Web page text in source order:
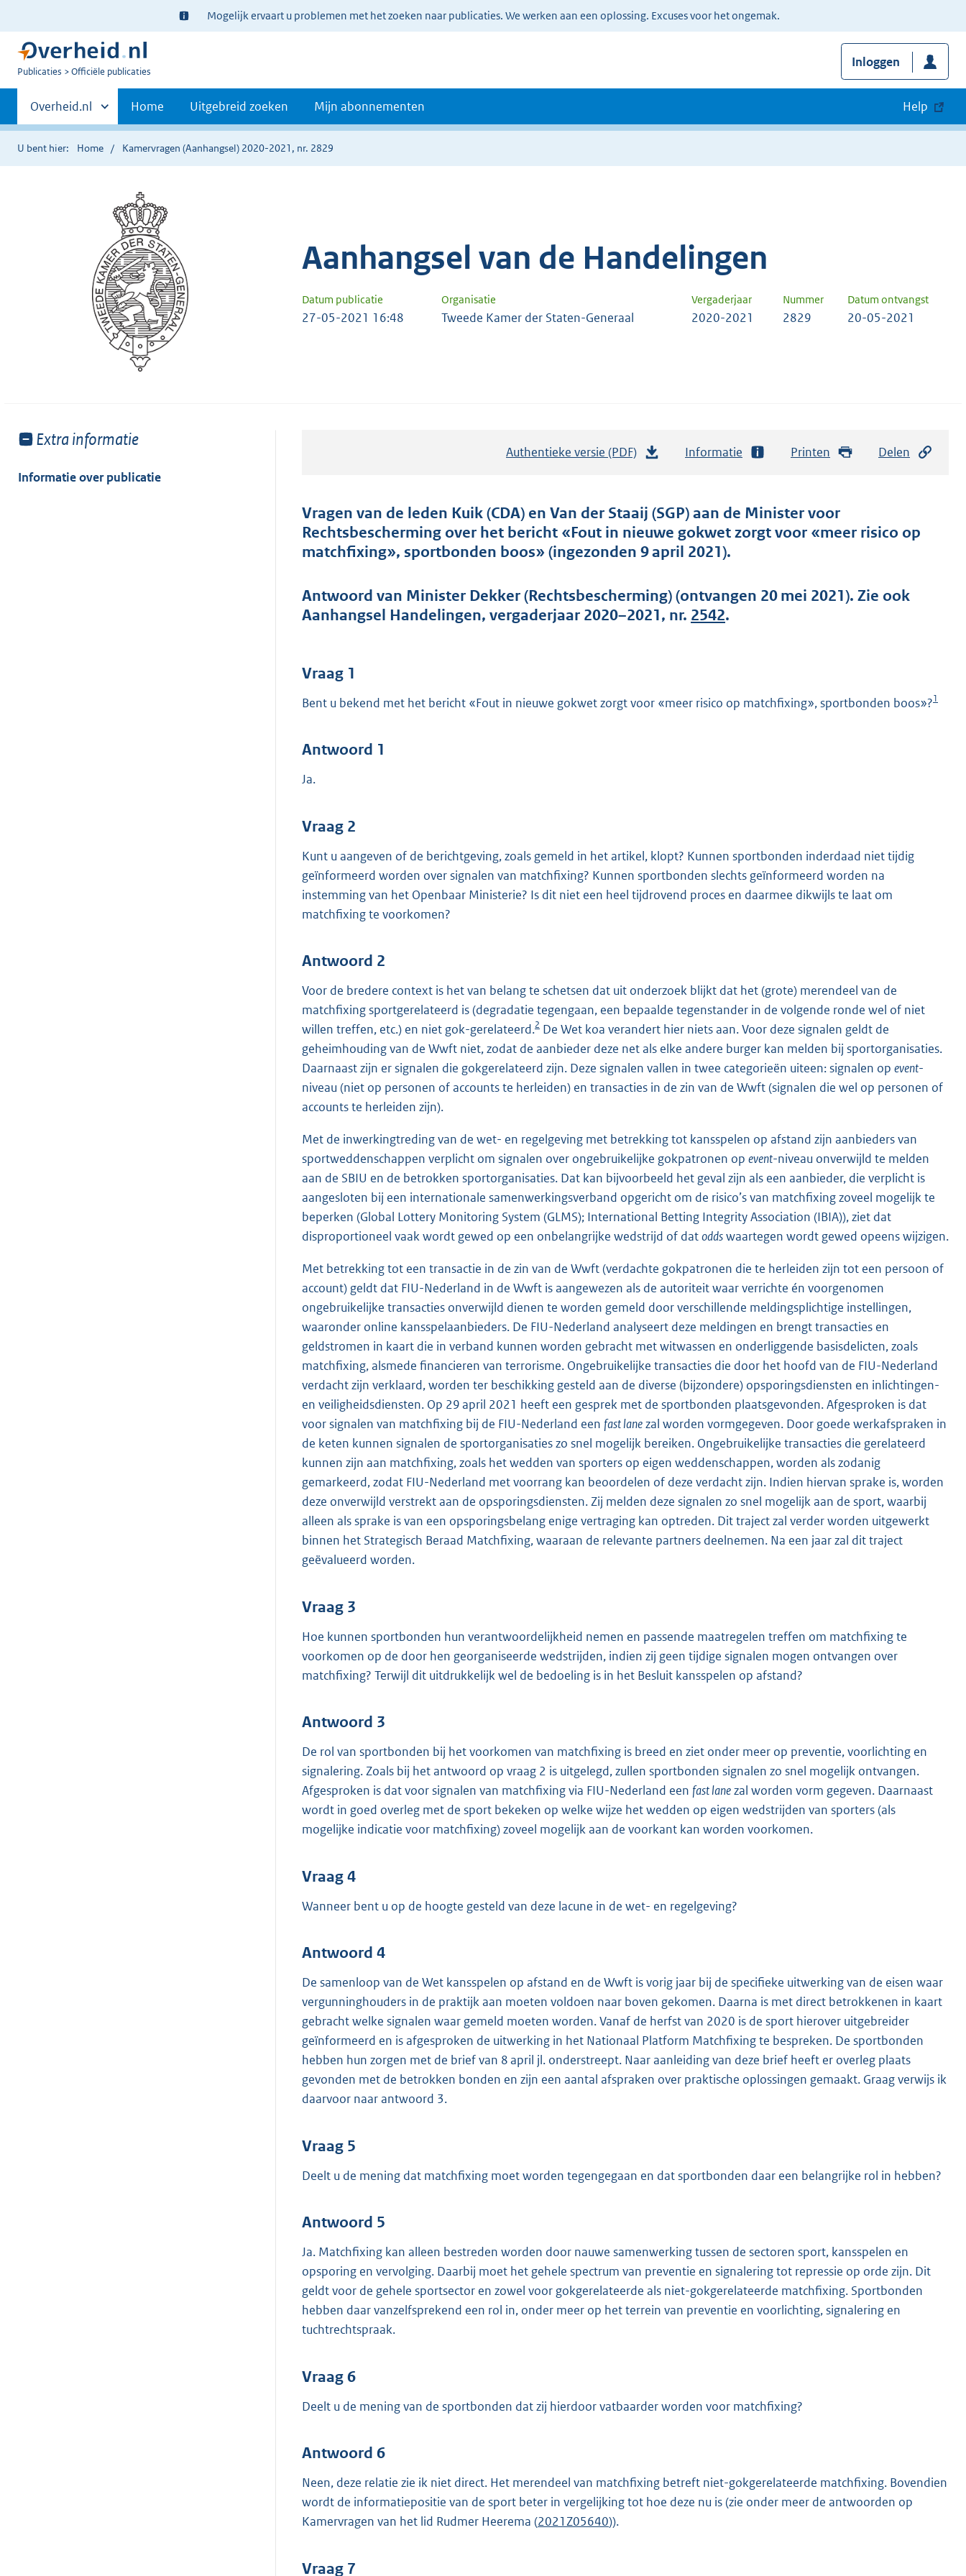
Ter
informatie:
Mogelijk ervaart u problemen met het zoeken naar publicaties. We werken aan een oplossing. Excuses voor het ongemak.
U
Publicaties Officiële publicaties
Inloggen
Primaire
navigatie
Andere
sites
binnen
Overheid.nl Home Uitgebreid zoeken Mijn abonnementen Help
U bent hier: Home Kamervragen (Aanhangsel) 2020-2021, nr. 2829
Aanhangsel van de Handelingen
Datum publicatie Organisatie Vergaderjaar Nummer Datum ontvangst
27-05-2021 16:48 Tweede Kamer der Staten-Generaal 2020-2021 2829 20-05-2021
Toon
van:
Extra informatie
Informatie over publicatie
Authentieke versie (PDF)
t
a
n
g
t
Informatie Printen Delen
Vragen van de leden Kuik (CDA) en Van der Staaij (SGP) aan de Minister voor
Rechtsbescherming over het bericht «Fout in nieuwe gokwet zorgt voor «meer risico op
matchfixing», sportbonden boos» (ingezonden 9 april 2021).
Antwoord van Minister Dekker (Rechtsbescherming) (ontvangen 20 mei 2021). Zie ook
Aanhangsel Handelingen, vergaderjaar 2020–2021, nr. 2542.
Vraag 1
Bent u bekend met het bericht «Fout in nieuwe gokwet zorgt voor «meer risico op matchfixing», sportbonden boos»?1
Antwoord 1
Ja.
Vraag 2
Kunt u aangeven of de berichtgeving, zoals gemeld in het artikel, klopt? Kunnen sportbonden inderdaad niet tijdig
geïnformeerd worden over signalen van matchfixing? Kunnen sportbonden slechts geïnformeerd worden na
instemming van het Openbaar Ministerie? Is dit niet een heel tijdrovend proces en daarmee dikwijls te laat om
matchfixing te voorkomen?
Antwoord 2
Voor de bredere context is het van belang te schetsen dat uit onderzoek blijkt dat het (grote) merendeel van de
matchfixing sportgerelateerd is (degradatie tegengaan, een bepaalde tegenstander in de volgende ronde wel of niet
willen treffen, etc.) en niet gok-gerelateerd.2 De Wet koa verandert hier niets aan. Voor deze signalen geldt de
geheimhouding van de Wwft niet, zodat de aanbieder deze net als elke andere burger kan melden bij sportorganisaties.
Daarnaast zijn er signalen die gokgerelateerd zijn. Deze signalen vallen in twee categorieën uiteen: signalen op event-
niveau (niet op personen of accounts te herleiden) en transacties in de zin van de Wwft (signalen die wel op personen of
accounts te herleiden zijn).
Met de inwerkingtreding van de wet- en regelgeving met betrekking tot kansspelen op afstand zijn aanbieders van
sportweddenschappen verplicht om signalen over ongebruikelijke gokpatronen op event-niveau onverwijld te melden
aan de SBIU en de betrokken sportorganisaties. Dat kan bijvoorbeeld het geval zijn als een aanbieder, die verplicht is
aangesloten bij een internationale samenwerkingsverband opgericht om de risico’s van matchfixing zoveel mogelijk te
beperken (Global Lottery Monitoring System (GLMS); International Betting Integrity Association (IBIA)), ziet dat
disproportioneel vaak wordt gewed op een onbelangrijke wedstrijd of datoddswaartegen wordt gewed opeens wijzigen.
Met betrekking tot een transactie in de zin van de Wwft (verdachte gokpatronen die te herleiden zijn tot een persoon of
account) geldt dat FIU-Nederland in de Wwft is aangewezen als de autoriteit waar verrichte én voorgenomen
ongebruikelijke transacties onverwijld dienen te worden gemeld door verschillende meldingsplichtige instellingen,
waaronder online kansspelaanbieders. De FIU-Nederland analyseert deze meldingen en brengt transacties en
geldstromen in kaart die in verband kunnen worden gebracht met witwassen en onderliggende basisdelicten, zoals
matchfixing, alsmede financieren van terrorisme. Ongebruikelijke transacties die door het hoofd van de FIU-Nederland
verdacht zijn verklaard, worden ter beschikking gesteld aan de diverse (bijzondere) opsporingsdiensten en inlichtingen-
en veiligheidsdiensten. Op 29 april 2021 heeft een gesprek met de sportbonden plaatsgevonden. Afgesproken is dat
voor signalen van matchfixing bij de FIU-Nederland een fast lanezal worden vormgegeven. Door goede werkafspraken in
de keten kunnen signalen de sportorganisaties zo snel mogelijk bereiken. Ongebruikelijke transacties die gerelateerd
kunnen zijn aan matchfixing, zoals het wedden van sporters op eigen weddenschappen, worden als zodanig
gemarkeerd, zodat FIU-Nederland met voorrang kan beoordelen of deze verdacht zijn. Indien hiervan sprake is, worden
deze onverwijld verstrekt aan de opsporingsdiensten. Zij melden deze signalen zo snel mogelijk aan de sport, waarbij
alleen als sprake is van een opsporingsbelang enige vertraging kan optreden. Dit traject zal verder worden uitgewerkt
binnen het Strategisch Beraad Matchfixing, waaraan de relevante partners deelnemen. Na een jaar zal dit traject
geëvalueerd worden.
Vraag 3
Hoe kunnen sportbonden hun verantwoordelijkheid nemen en passende maatregelen treffen om matchfixing te
voorkomen op de door hen georganiseerde wedstrijden, indien zij geen tijdige signalen mogen ontvangen over
matchfixing? Terwijl dit uitdrukkelijk wel de bedoeling is in het Besluit kansspelen op afstand?
Antwoord 3
De rol van sportbonden bij het voorkomen van matchfixing is breed en ziet onder meer op preventie, voorlichting en
signalering. Zoals bij het antwoord op vraag 2 is uitgelegd, zullen sportbonden signalen zo snel mogelijk ontvangen.
Afgesproken is dat voor signalen van matchfixing via FIU-Nederland een fast lanezal worden vorm gegeven. Daarnaast
wordt in goed overleg met de sport bekeken op welke wijze het wedden op eigen wedstrijden van sporters (als
mogelijke indicatie voor matchfixing) zoveel mogelijk aan de voorkant kan worden voorkomen.
Vraag 4
Wanneer bent u op de hoogte gesteld van deze lacune in de wet- en regelgeving?
Antwoord 4
De samenloop van de Wet kansspelen op afstand en de Wwft is vorig jaar bij de specifieke uitwerking van de eisen waar
vergunninghouders in de praktijk aan moeten voldoen naar boven gekomen. Daarna is met direct betrokkenen in kaart
gebracht welke signalen waar gemeld moeten worden. Vanaf de herfst van 2020 is de sport hierover uitgebreider
geïnformeerd en is afgesproken de uitwerking in het Nationaal Platform Matchfixing te bespreken. De sportbonden
hebben hun zorgen met de brief van 8 april jl. onderstreept. Naar aanleiding van deze brief heeft er overleg plaats
gevonden met de betrokken bonden en zijn een aantal afspraken over praktische oplossingen gemaakt. Graag verwijs ik
daarvoor naar antwoord 3.
Vraag 5
Deelt u de mening dat matchfixing moet worden tegengegaan en dat sportbonden daar een belangrijke rol in hebben?
Antwoord 5
Ja. Matchfixing kan alleen bestreden worden door nauwe samenwerking tussen de sectoren sport, kansspelen en
opsporing en vervolging. Daarbij moet het gehele spectrum van preventie en signalering tot repressie op orde zijn. Dit
geldt voor de gehele sportsector en zowel voor gokgerelateerde als niet-gokgerelateerde matchfixing. Sportbonden
hebben daar vanzelfsprekend een rol in, onder meer op het terrein van preventie en voorlichting, signalering en
tuchtrechtspraak.
Vraag 6
Deelt u de mening van de sportbonden dat zij hierdoor vatbaarder worden voor matchfixing?
Antwoord 6
Neen, deze relatie zie ik niet direct. Het merendeel van matchfixing betreft niet-gokgerelateerde matchfixing. Bovendien
wordt de informatiepositie van de sport beter in vergelijking tot hoe deze nu is (zie onder meer de antwoorden op
Kamervragen van het lid Rudmer Heerema (2021Z05640)).
Vraag 7